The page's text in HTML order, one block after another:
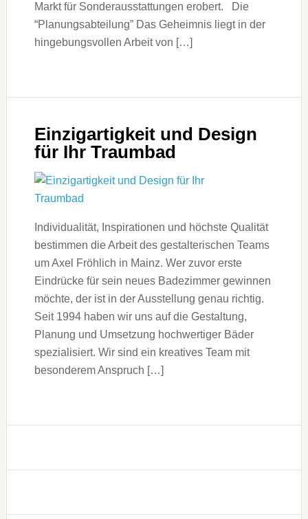
Markt für Sonderausstattungen erobert. Die
“Planungsabteilung” Das Geheimnis liegt in der
hingebungsvollen Arbeit von […]
Einzigartigkeit und Design
für Ihr Traumbad
Individualität, Inspirationen und höchste Qualität
bestimmen die Arbeit des gestalterischen Teams
um Axel Fröhlich in Mainz. Wer zuvor erste
Eindrücke für sein neues Badezimmer gewinnen
möchte, der ist in der Ausstellung genau richtig.
Seit 1994 haben wir uns auf die Gestaltung,
Planung und Umsetzung hochwertiger Bäder
spezialisiert. Wir sind ein kreatives Team mit
besonderem Anspruch […]